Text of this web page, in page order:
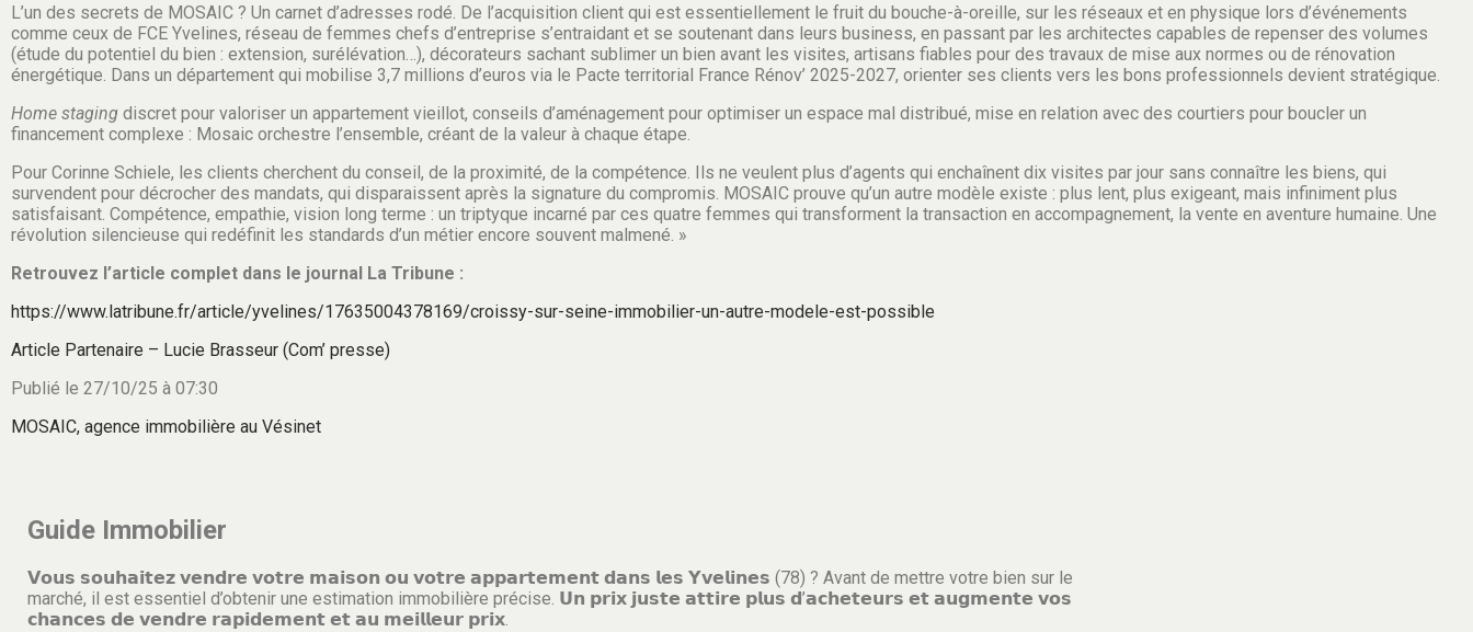
L’un des secrets de MOSAIC ? Un carnet d’adresses rodé. De l’acquisition client qui est essentiellement le fruit du bouche-à-oreille, sur les réseaux et en physique lors d’événements
comme ceux de FCE Yvelines, réseau de femmes chefs d’entreprise s’entraidant et se soutenant dans leurs business, en passant par les architectes capables de repenser des volumes
(étude du potentiel du bien : extension, surélévation…), décorateurs sachant sublimer un bien avant les visites, artisans fiables pour des travaux de mise aux normes ou de rénovation
énergétique. Dans un département qui mobilise 3,7 millions d’euros via le Pacte territorial France Rénov’ 2025-2027, orienter ses clients vers les bons professionnels devient stratégique.
Home staging discret pour valoriser un appartement vieillot, conseils d’aménagement pour optimiser un espace mal distribué, mise en relation avec des courtiers pour boucler un
financement complexe : Mosaic orchestre l’ensemble, créant de la valeur à chaque étape.
Pour Corinne Schiele, les clients cherchent du conseil, de la proximité, de la compétence. Ils ne veulent plus d’agents qui enchaînent dix visites par jour sans connaître les biens, qui
survendent pour décrocher des mandats, qui disparaissent après la signature du compromis. MOSAIC prouve qu’un autre modèle existe : plus lent, plus exigeant, mais infiniment plus
satisfaisant. Compétence, empathie, vision long terme : un triptyque incarné par ces quatre femmes qui transforment la transaction en accompagnement, la vente en aventure humaine. Une
révolution silencieuse qui redéfinit les standards d’un métier encore souvent malmené. »
Retrouvez l’article complet dans le journal La Tribune :
https://www.latribune.fr/article/yvelines/17635004378169/croissy-sur-seine-immobilier-un-autre-modele-est-possible
Article Partenaire – Lucie Brasseur (Com’ presse)
Publié le 27/10/25 à 07:30
MOSAIC, agence immobilière au Vésinet
Guide Immobilier
𝗩𝗼𝘂𝘀 𝘀𝗼𝘂𝗵𝗮𝗶𝘁𝗲𝘇 𝘃𝗲𝗻𝗱𝗿𝗲 𝘃𝗼𝘁𝗿𝗲 𝗺𝗮𝗶𝘀𝗼𝗻 𝗼𝘂 𝘃𝗼𝘁𝗿𝗲 𝗮𝗽𝗽𝗮𝗿𝘁𝗲𝗺𝗲𝗻𝘁 𝗱𝗮𝗻𝘀 𝗹𝗲𝘀 𝗬𝘃𝗲𝗹𝗶𝗻𝗲𝘀 (78) ? Avant de mettre votre bien sur le
marché, il est essentiel d’obtenir une estimation immobilière précise. 𝗨𝗻 𝗽𝗿𝗶𝘅 𝗷𝘂𝘀𝘁𝗲 𝗮𝘁𝘁𝗶𝗿𝗲 𝗽𝗹𝘂𝘀 𝗱’𝗮𝗰𝗵𝗲𝘁𝗲𝘂𝗿𝘀 𝗲𝘁 𝗮𝘂𝗴𝗺𝗲𝗻𝘁𝗲 𝘃𝗼𝘀
𝗰𝗵𝗮𝗻𝗰𝗲𝘀 𝗱𝗲 𝘃𝗲𝗻𝗱𝗿𝗲 𝗿𝗮𝗽𝗶𝗱𝗲𝗺𝗲𝗻𝘁 𝗲𝘁 𝗮𝘂 𝗺𝗲𝗶𝗹𝗹𝗲𝘂𝗿 𝗽𝗿𝗶𝘅.